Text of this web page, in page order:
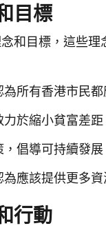
目標
和目標，這些理
所有香港市民
於縮小貧富差
倡導可持續發
應該提供更多
行動